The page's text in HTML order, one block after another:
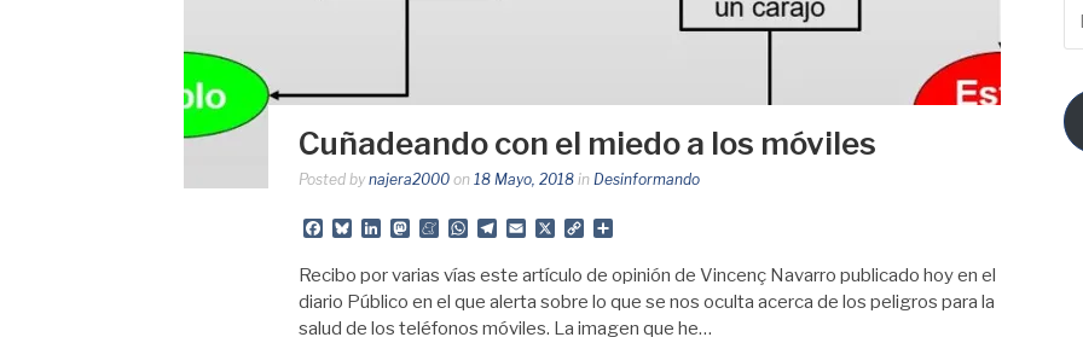
Cuñadeando con el miedo a los móviles
Posted by najera2000 on 18 Mayo, 2018 in Desinformando
Facebook
BlueskyLinkedIn
Mastodon
Meneame
WhatsApp
Telegram
Email
X
Copy
Recibo por varias vías este artículo de opinión de Vincenç Navarro publicado hoy en el
diario Público en el que alerta sobre lo que se nos oculta acerca de los peligros para la
salud de los teléfonos móviles. La imagen que he…